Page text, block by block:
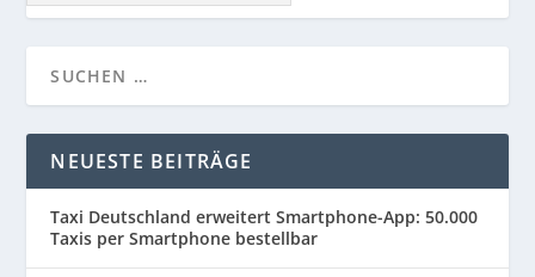
NEUESTE BEITRÄGE
Taxi Deutschland erweitert Smartphone-App: 50.000
Taxis per Smartphone bestellbar